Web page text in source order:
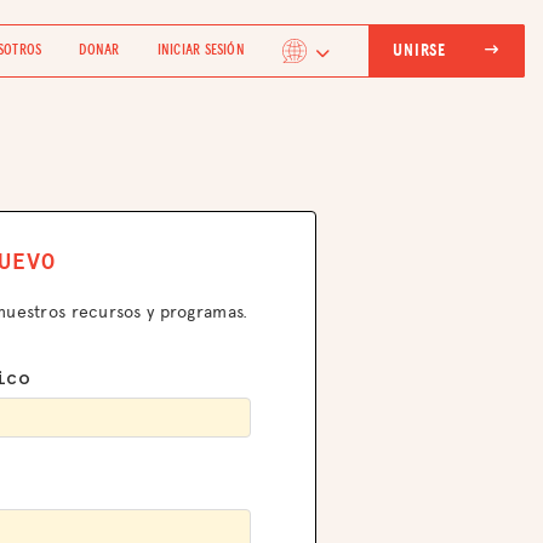
DONAR INICIAR SESIÓN UNIRSE
recursos y programas.